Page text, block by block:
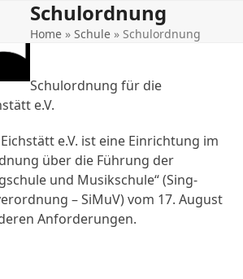
Schulordnung
Home» Schule» Schulordnung
Schulordnung für die
e.V.
e.V. ist eine Einrichtung im
über die Führung der
und Musikschule“ (Sing-
– SiMuV) vom 17. August
Anforderungen.